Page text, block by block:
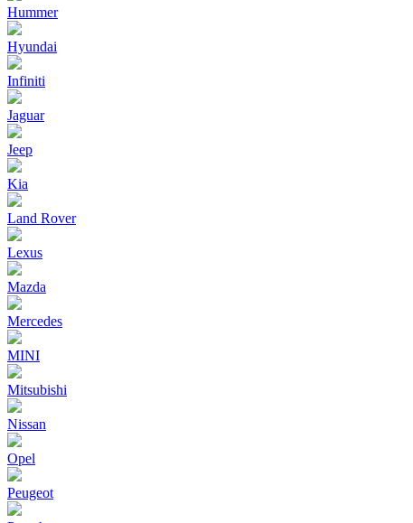
Hummer
Hyundai
Infiniti
Jaguar
Jeep
Kia
Land Rover
Lexus
Mazda
Mercedes
MINI
Mitsubishi
Nissan
Opel
Peugeot